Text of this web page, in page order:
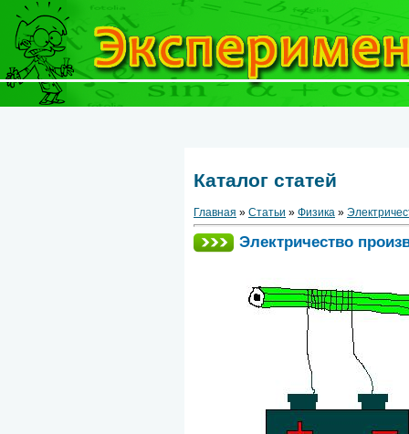
Каталог статей
Главная » Статьи » Физика »
Электричество